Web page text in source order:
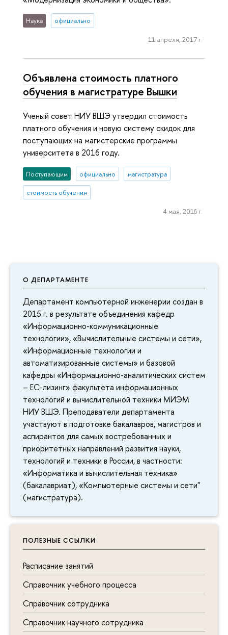
О ДЕПАРТАМЕНТЕ
Департамент компьютерной инженерии создан в
2015 г. в результате объединения кафедр
«Информационно-коммуникационные
технологии», «Вычислительные системы и сети»,
«Информационные технологии и
автоматизированные системы» и базовой
кафедры «Информационно-аналитических систем
– ЕС-лизинг» факультета информационных
технологий и вычислительной техники МИЭМ
НИУ ВШЭ. Преподаватели департамента
участвуют в подготовке бакалавров, магистров и
аспирантов для самых востребованных и
приоритетных направлений развития науки,
технологий и техники в России, в частности:
«Информатика и вычислительная техника»
(бакалавриат), «Компьютерные системы и сети"
(магистратура).
ПОЛЕЗНЫЕ ССЫЛКИ
Расписание занятий
Справочник учебного процесса
Справочник сотрудника
Справочник научного сотрудника
Наука официально
11 апреля, 2017 г.
Объявлена стоимость платного
обучения в магистратуре Вышки
Ученый совет НИУ ВШЭ утвердил стоимость
платного обучения и новую систему скидок для
поступающих на магистерские программы
университета в 2016 году.
Поступающим официально магистратура
стоимость обучения
4 мая, 2016 г.